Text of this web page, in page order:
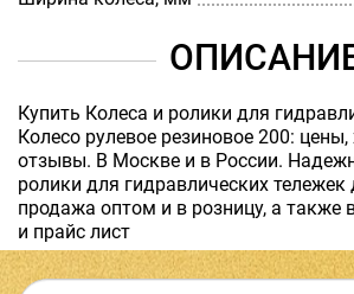
Купить Колеса и ролики для
Колесо рулевое резиновое 200: цены,
отзывы. В Москве и в России.
ролики для гидравлических
продажа оптом и в розницу, а также
и прайс лист